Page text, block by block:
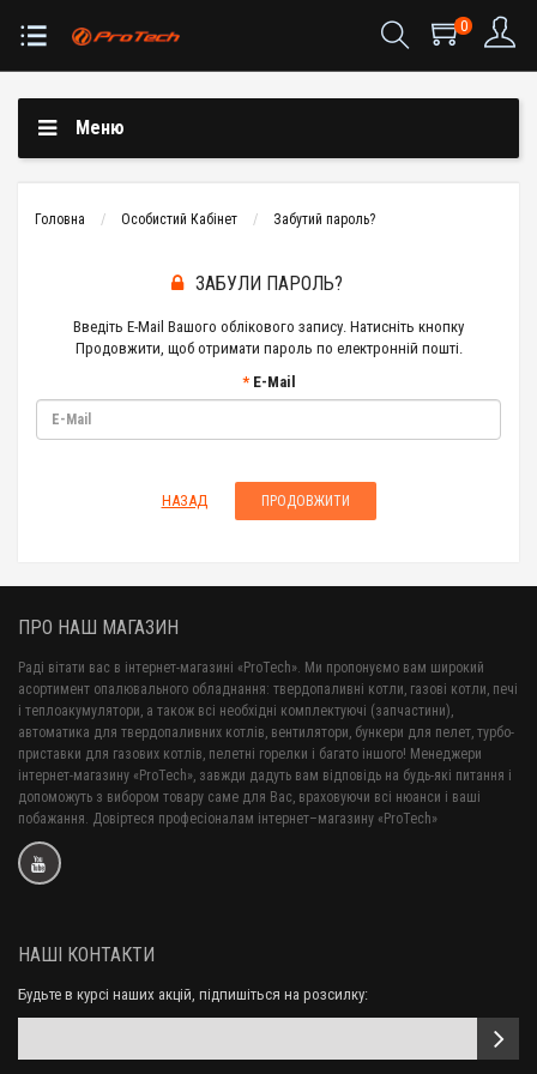
0
Меню
Головна Особистий Кабінет Забутий пароль?
ЗАБУЛИ ПАРОЛЬ?
Введіть E-Mail Вашого облікового запису. Натисніть кнопку
Продовжити, щоб отримати пароль по електронній пошті.
E-Mail
НАЗАД
ПРО НАШ МАГАЗИН
Раді вітати вас в інтернет-магазині «ProTech». Ми пропонуємо вам широкий
асортимент опалювального обладнання: твердопаливні котли, газові котли, печі
і теплоакумулятори, а також всі необхідні комплектуючі (запчастини),
автоматика для твердопаливних котлів, вентилятори, бункери для пелет, турбо-
приставки для газових котлів, пелетні горелки і багато іншого! Менеджери
інтернет-магазину «ProTech», завжди дадуть вам відповідь на будь-які питання і
допоможуть з вибором товару саме для Вас, враховуючи всі нюанси і ваші
побажання. Довіртеся професіоналам інтернет–магазину «ProTech»
НАШІ КОНТАКТИ
Будьте в курсі наших акцій, підпишіться на розсилку: